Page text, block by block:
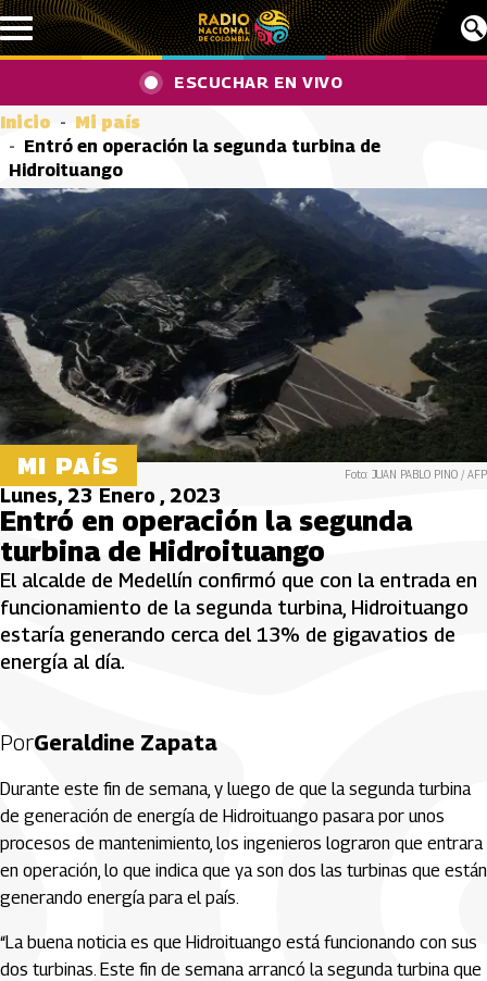
Pasar al contenido principal
ESCUCHAR EN VIVO
Inicio
Mi país
Entró en operación la segunda turbina de
Hidroituango
MI PAÍS Foto: JUAN PABLO PINO / AFP
Lunes, 23 Enero , 2023
Entró en operación la segunda
turbina de Hidroituango
El alcalde de Medellín confirmó que con la entrada en
funcionamiento de la segunda turbina, Hidroituango
estaría generando cerca del 13% de gigavatios de
energía al día.
PorGeraldine Zapata
Durante este fin de semana, y luego de que la segunda turbina
de generación de energía de Hidroituango pasara por unos
procesos de mantenimiento, los ingenieros lograron que entrara
en operación, lo que indica que ya son dos las turbinas que están
generando energía para el país.
“La buena noticia es que Hidroituango está funcionando con sus
dos turbinas. Este fin de semana arrancó la segunda turbina que